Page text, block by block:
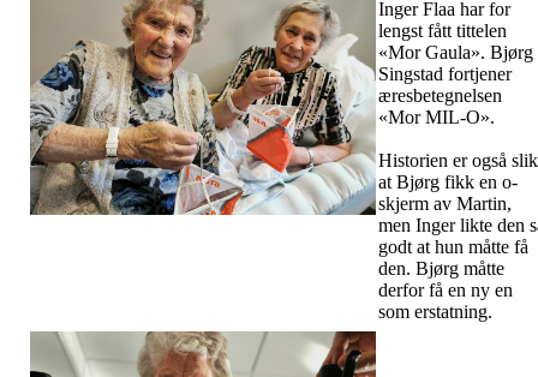
Inger Flaa har for
lengst fått tittelen
«Mor Gaula». Bjørg
Singstad fortjener
æresbetegnelsen
«Mor MIL-O».
Historien er også slik
at Bjørg fikk en o-
skjerm av Martin,
men Inger likte den
godt at hun måtte få
den. Bjørg måtte
derfor få en ny en
som erstatning.